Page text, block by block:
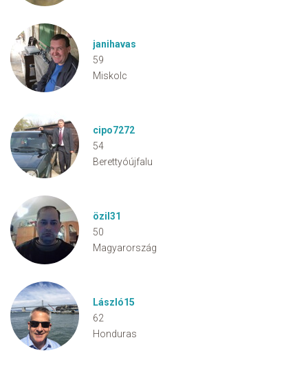
janihavas
59
Miskolc
cipo7272
54
Berettyóújfalu
özil31
50
Magyarország
László15
62
Honduras